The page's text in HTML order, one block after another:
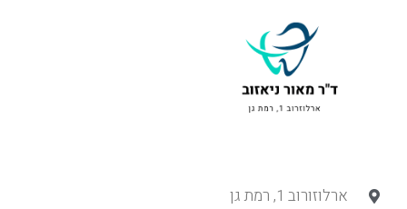
ארלוזורוב 1, רמת גן